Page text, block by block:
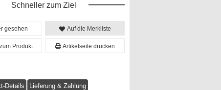
Schneller zum Ziel
gesehen Auf die Merkliste
Produkt Artikelseite drucken
Details Lieferung & Zahlung